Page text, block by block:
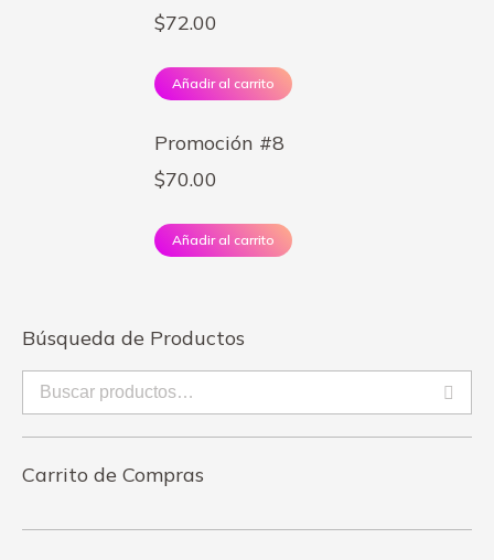
$72.00
Añadir al carrito
Promoción #8
$70.00
Añadir al carrito
Búsqueda de Productos
Carrito de Compras